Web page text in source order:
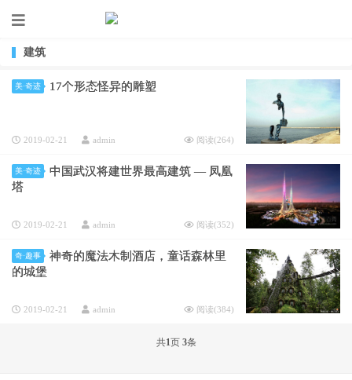
建筑
美·奇迹 17个形态怪异的雕塑
2019-02-21 admin 阅读(264)
美·奇迹
中国武汉将建世界最高建筑 — 凤凰
塔
2019-02-21 admin 阅读(352)
奇·趣事
神奇的魔法木制酒店，童话森林里
的城堡
2019-02-21 admin 阅读(384)
共1页 3条